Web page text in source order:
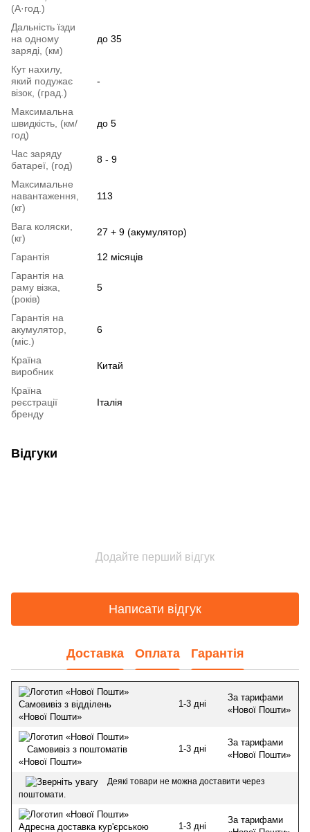
(А·год.)
Дальність їзди
на одному
заряді, (км)
до 35
Кут нахилу,
який подужає
візок, (град.)
-
Максимальна
швидкість, (км/
год)
до 5
Час заряду
батареї, (год)
8 - 9
Максимальне
навантаження,
(кг)
113
Вага коляски,
(кг)
27 + 9 (акумулятор)
Гарантія
12 місяців
Гарантія на
раму візка,
(років)
5
Гарантія на
акумулятор,
(міс.)
6
Країна
виробник
Китай
Країна
реєстрації
бренду
Італія
Відгуки
Додайте перший відгук
Написати відгук
Доставка Оплата Гарантія
Самовивіз з відділень
«Нової Пошти»
1-3 дні
За тарифами
«Нової Пошти»
Самовивіз з поштоматів
«Нової Пошти»
1-3 дні
За тарифами
«Нової Пошти»
Деякі товари не можна доставити через
поштомати.
Адресна доставка кур'єрською
1-3 дні
За тарифами